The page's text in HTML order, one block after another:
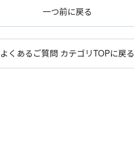
一つ前に戻る
よくあるご質問 カテゴリTOPに戻る